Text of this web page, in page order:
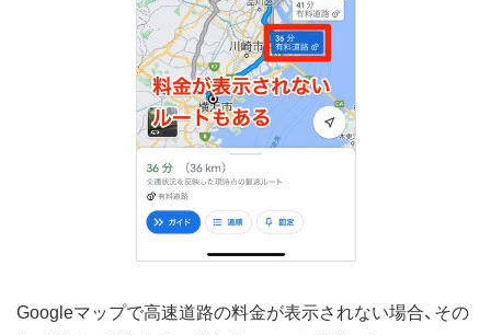
Googleマップで高速道路の料金が表示されない場合、その